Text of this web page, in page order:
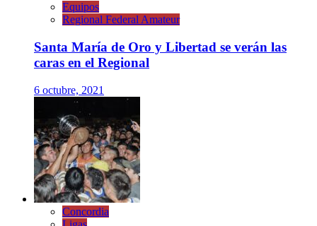
Equipos
Regional Federal Amateur
Santa María de Oro y Libertad se verán las
caras en el Regional
6 octubre, 2021
Concordia